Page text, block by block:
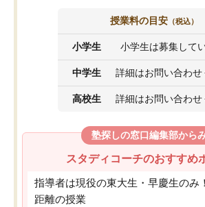
授業料の目安 （税込）
小学生 小学生は募集して
中学生 詳細はお問い合わせ
高校生 詳細はお問い合わせ
塾探しの窓口編集部から
スタディコーチのおすすめ
指導者は現役の東大生・早慶生のみ
距離の授業